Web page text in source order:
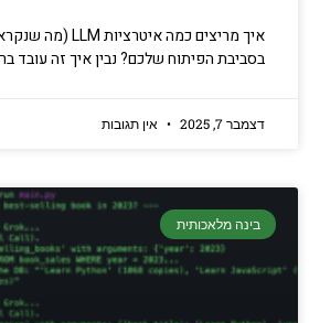
בסביבת הפיתוח שלכם? נבין איך זה עובד
דצמבר 7, 2025 אין תגובות
בינה מלאכותית